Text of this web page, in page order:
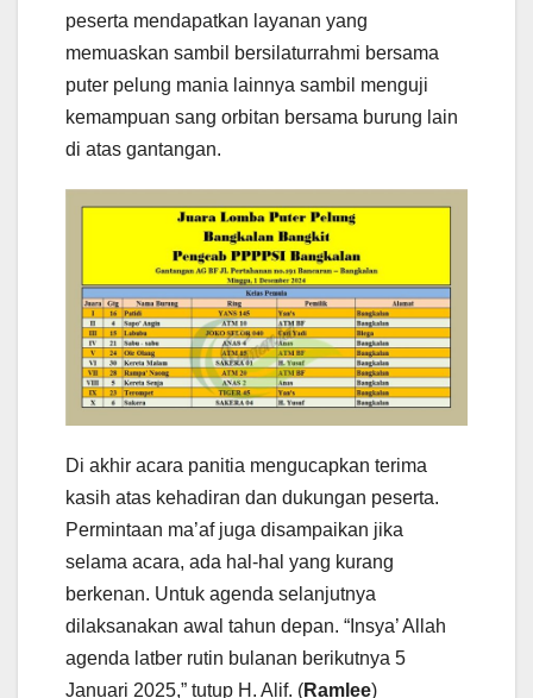
peserta mendapatkan layanan yang
memuaskan sambil bersilaturrahmi bersama
puter pelung mania lainnya sambil menguji
kemampuan sang orbitan bersama burung lain
di atas gantangan.
Di akhir acara panitia mengucapkan terima
kasih atas kehadiran dan dukungan peserta.
Permintaan ma’af juga disampaikan jika
selama acara, ada hal-hal yang kurang
berkenan. Untuk agenda selanjutnya
dilaksanakan awal tahun depan. “Insya’ Allah
agenda latber rutin bulanan berikutnya 5
Januari 2025,” tutup H. Alif. (Ramlee)